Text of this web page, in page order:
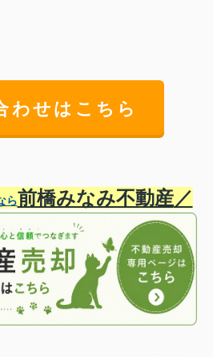
わせはこちら
ら前橋みなみ不動産／